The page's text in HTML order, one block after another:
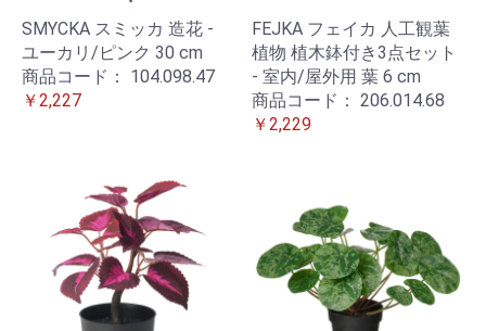
SMYCKA スミッカ 造花 -
ユーカリ/ピンク 30 cm
商品コード： 104.098.47
￥2,227
FEJKA フェイカ 人工観葉
植物 植木鉢付き3点セット
- 室内/屋外用 葉 6 cm
商品コード： 206.014.68
￥2,229